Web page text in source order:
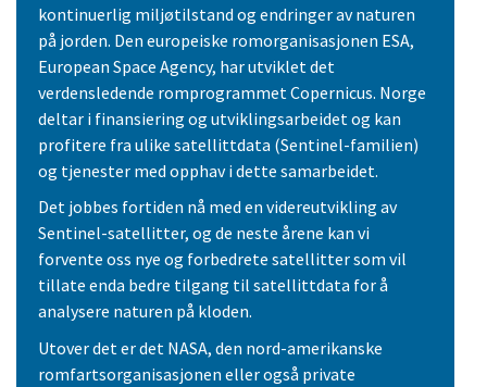
kontinuerlig miljøtilstand og endringer av naturen
på jorden. Den europeiske romorganisasjonen ESA,
European Space Agency, har utviklet det
verdensledende romprogrammet Copernicus. Norge
deltar i finansiering og utviklingsarbeidet og kan
profitere fra ulike satellittdata (Sentinel-familien)
og tjenester med opphav i dette samarbeidet.
Det jobbes fortiden nå med en videreutvikling av
Sentinel-satellitter, og de neste årene kan vi
forvente oss nye og forbedrete satellitter som vil
tillate enda bedre tilgang til satellittdata for å
analysere naturen på kloden.
Utover det er det NASA, den nord-amerikanske
romfartsorganisasjonen eller også private